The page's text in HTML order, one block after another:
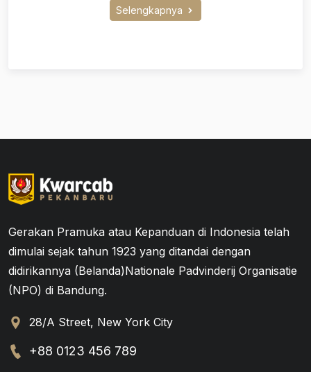
Selengkapnya
Gerakan Pramuka atau Kepanduan di Indonesia telah
dimulai sejak tahun 1923 yang ditandai dengan
didirikannya (Belanda)Nationale Padvinderij Organisatie
(NPO) di Bandung.
28/A Street, New York City
+88 0123 456 789